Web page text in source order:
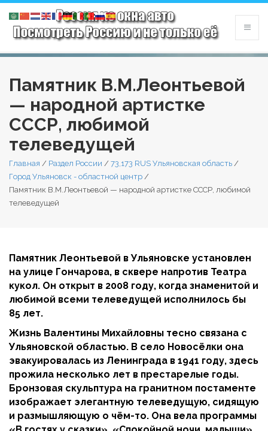
Памятник В.М.Леонтьевой
— народной артистке
СССР, любимой
телеведущей
Главная / Раздел России / 73,173 RUS Ульяновская область /
Город Ульяновск - областной центр /
Памятник В.М.Леонтьевой — народной артистке СССР, любимой
телеведущей
Памятник Леонтьевой в Ульяновске установлен
на улице Гончарова, в сквере напротив Театра
кукол. Он открыт в 2008 году, когда знаменитой и
любимой всеми телеведущей исполнилось бы
85 лет.
Жизнь Валентины Михайловны тесно связана с
Ульяновской областью. В село Новосёлки она
эвакуировалась из Ленинграда в 1941 году, здесь
прожила несколько лет в престарелые годы.
Бронзовая скульптура на гранитном постаменте
изображает элегантную телеведущую, сидящую
и размышляющую о чём-то. Она вела программы